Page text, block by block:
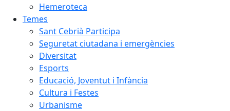
Hemeroteca
Temes
Sant Cebrià Participa
Seguretat ciutadana i emergències
Diversitat
Esports
Educació, Joventut i Infància
Cultura i Festes
Urbanisme